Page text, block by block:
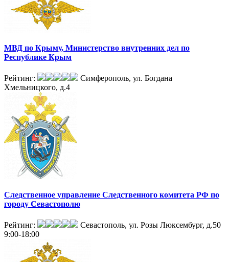
МВД по Крыму, Министерство внутренних дел по
Республике Крым
Рейтинг:
Симферополь, ул. Богдана
Хмельницкого, д.4
Следственное управление Следственного комитета РФ по
городу Севастополю
Рейтинг:
Севастополь, ул. Розы Люксембург, д.50
9:00-18:00